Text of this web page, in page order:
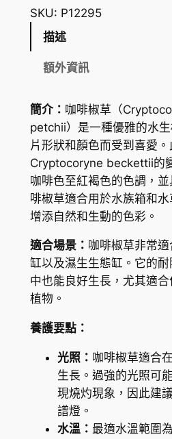
椒
草
t
o
c
o
r
y
n
e
b
e
c
e
SKU: P12295
描述
額外資訊
簡介： 咖啡椒草（
petchii）是一種優雅的水
片形狀和顏色而受到喜愛
Cryptocoryne beckettii的
咖啡色至紅褐色的色調，
啡椒草適合用於水族箱和
增添自然和生動的色彩。
適合場景： 咖啡椒草非常
缸以及濕生生態缸。它的
中也能良好生長，尤其適
植物。
養護要點：
光照： 咖啡椒草適合
生長。過強的光照可
現燒灼現象，因此建
譜燈。
水溫： 最適水溫範圍